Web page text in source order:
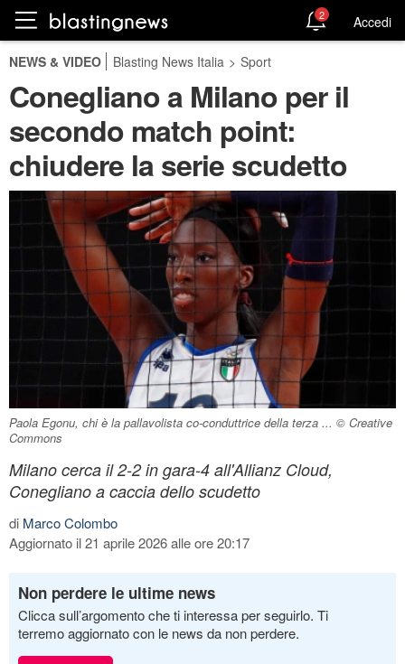
2 Accedi
NEWS & VIDEO Blasting News Italia > Sport
Conegliano a Milano per il
secondo match point:
chiudere la serie scudetto
Paola Egonu, chi è la pallavolista co-conduttrice della terza ... © Creative
Commons
Milano cerca il 2-2 in gara-4 all'Allianz Cloud,
Conegliano a caccia dello scudetto
di Marco Colombo
Aggiornato il 21 aprile 2026 alle ore 20:17
Non perdere le ultime news
Clicca sull’argomento che ti interessa per seguirlo. Ti
terremo aggiornato con le news da non perdere.